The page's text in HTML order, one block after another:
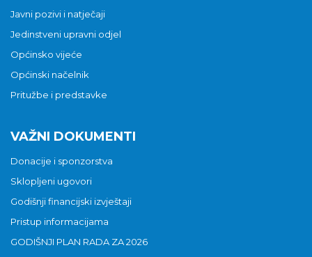
Javni pozivi i natječaji
Jedinstveni upravni odjel
Općinsko vijeće
Općinski načelnik
Pritužbe i predstavke
VAŽNI DOKUMENTI
Donacije i sponzorstva
Sklopljeni ugovori
Godišnji financijski izvještaji
Pristup informacijama
GODIŠNJI PLAN RADA ZA 2026